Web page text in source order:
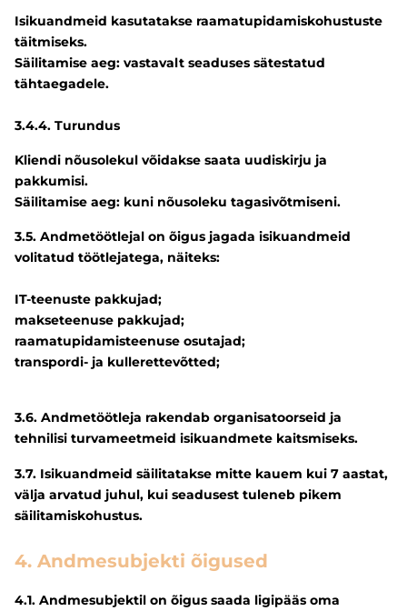
Isikuandmeid kasutatakse raamatupidamiskohustuste
täitmiseks.
Säilitamise aeg: vastavalt seaduses sätestatud
tähtaegadele.
3.4.4. Turundus
Kliendi nõusolekul võidakse saata uudiskirju ja
pakkumisi.
Säilitamise aeg: kuni nõusoleku tagasivõtmiseni.
3.5. Andmetöötlejal on õigus jagada isikuandmeid
volitatud töötlejatega, näiteks:
IT-teenuste pakkujad;
makseteenuse pakkujad;
raamatupidamisteenuse osutajad;
transpordi- ja kullerettevõtted;
3.6. Andmetöötleja rakendab organisatoorseid ja
tehnilisi turvameetmeid isikuandmete kaitsmiseks.
3.7. Isikuandmeid säilitatakse mitte kauem kui 7 aastat,
välja arvatud juhul, kui seadusest tuleneb pikem
säilitamiskohustus.
4. Andmesubjekti õigused
4.1. Andmesubjektil on õigus saada ligipääs oma